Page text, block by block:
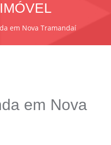
em Nova Tramandaí
em Nova